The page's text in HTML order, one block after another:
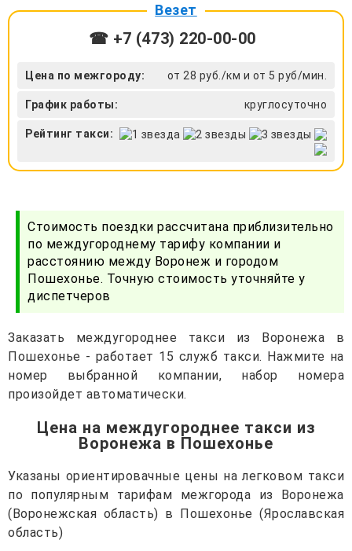
Везет
☎ +7 (473) 220-00-00
Цена по межгороду: от 28 руб./км и от 5 руб/мин.
График работы: круглосуточно
Рейтинг такси:
Стоимость поездки рассчитана приблизительно
по междугороднему тарифу компании и
расстоянию между Воронеж и городом
Пошехонье. Точную стоимость уточняйте у
диспетчеров
Заказать междугороднее такси из Воронежа в
Пошехонье - работает 15 служб такси. Нажмите на
номер выбранной компании, набор номера
произойдет автоматически.
Цена на междугороднее такси из
Воронежа в Пошехонье
Указаны ориентировачные цены на легковом такси
по популярным тарифам межгорода из Воронежа
(Воронежская область) в Пошехонье (Ярославская
область)